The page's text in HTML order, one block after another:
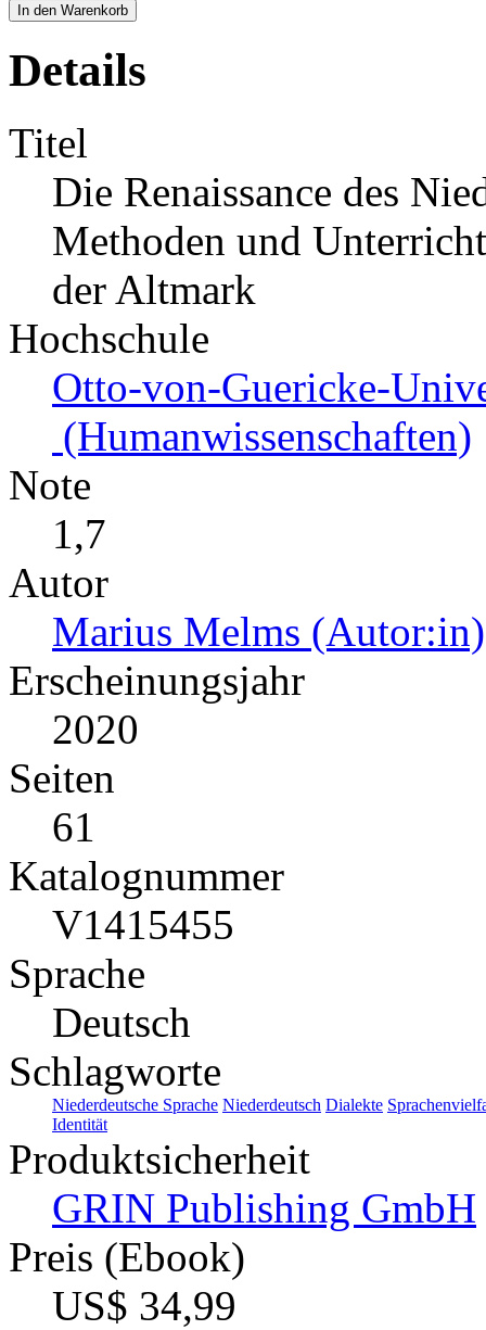
In den Warenkorb
Details
Titel
Die Renaissance des
Methoden und
der Altmark
Hochschule
Otto-von-Guericke-
(Humanwissenschaften)
Note
1,7
Autor
Marius Melms (Autor:in)
Erscheinungsjahr
2020
Seiten
61
Katalognummer
V1415455
Sprache
Deutsch
Schlagworte
Niederdeutsche Sprache Niederdeutsch Dialekte
Identität
Produktsicherheit
GRIN Publishing GmbH
Preis (Ebook)
US$ 34,99